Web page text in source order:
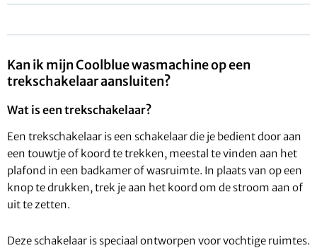
Kan ik mijn Coolblue wasmachine op een
trekschakelaar aansluiten?
Wat is een trekschakelaar?
Een trekschakelaar is een schakelaar die je bedient door aan
een touwtje of koord te trekken, meestal te vinden aan het
plafond in een badkamer of wasruimte. In plaats van op een
knop te drukken, trek je aan het koord om de stroom aan of
uit te zetten.
Deze schakelaar is speciaal ontworpen voor vochtige ruimtes.